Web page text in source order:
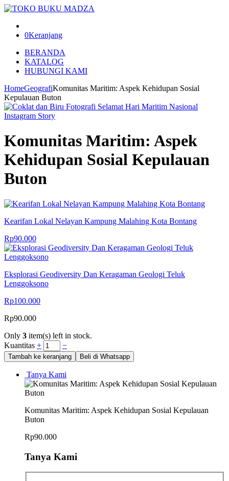
0Keranjang
BERANDA
KATALOG
HUBUNGI KAMI
HomeGeografiKomunitas Maritim: Aspek Kehidupan Sosial
Kepulauan Buton
Komunitas Maritim: Aspek
Kehidupan Sosial Kepulauan
Buton
Kearifan Lokal Nelayan Kampung Malahing Kota Bontang
Rp90.000
Eksplorasi Geodiversity Dan Keragaman Geologi Teluk
Lenggoksono
Rp100.000
Rp90.000
Only 3 item(s) left in stock.
Kuantitas + −
Tambah ke keranjang Beli di Whatsapp
Tanya Kami
Komunitas Maritim: Aspek Kehidupan Sosial Kepulauan
Buton
Rp90.000
Tanya Kami